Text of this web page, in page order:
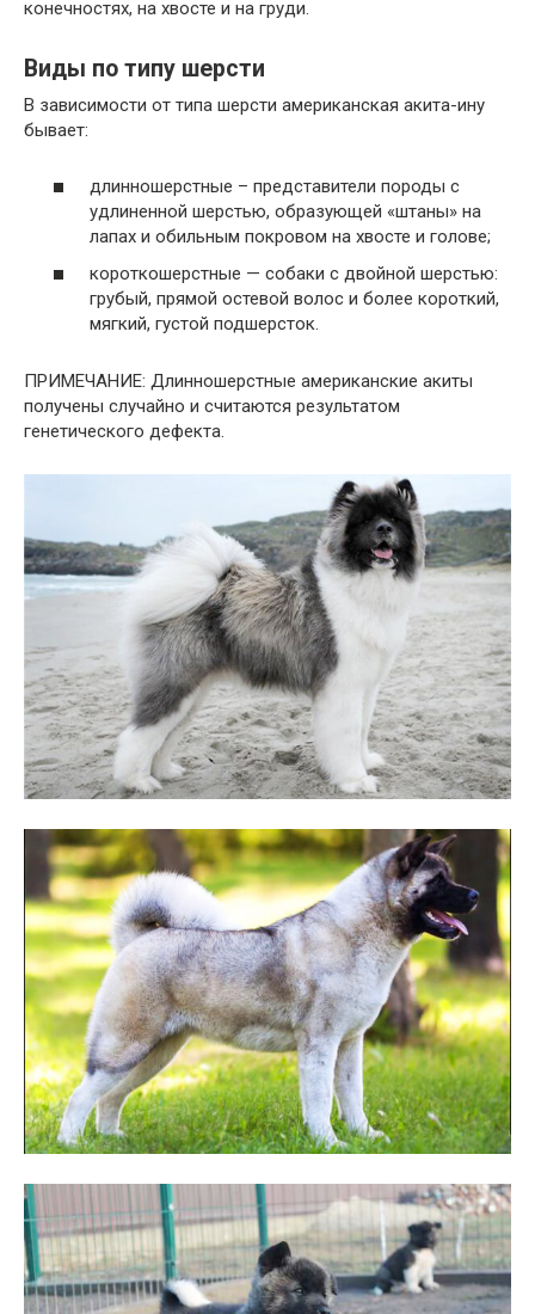
конечностях, на хвосте и на груди.
Виды по типу шерсти
В зависимости от типа шерсти американская акита-ину
бывает:
длинношерстные – представители породы с
удлиненной шерстью, образующей «штаны» на
лапах и обильным покровом на хвосте и голове;
короткошерстные — собаки с двойной шерстью:
грубый, прямой остевой волос и более короткий,
мягкий, густой подшерсток.
ПРИМЕЧАНИЕ: Длинношерстные американские акиты
получены случайно и считаются результатом
генетического дефекта.